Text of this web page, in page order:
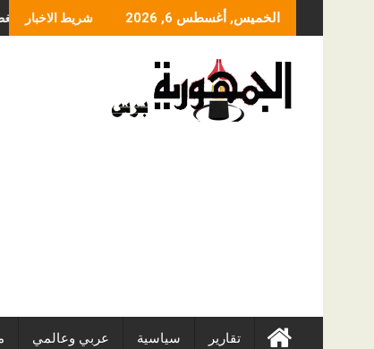
to
الخميس, أغسطس 6, 2026 شريط الاخبار
ما الذي يحدد
تقارير سياسية عربي وعالمي